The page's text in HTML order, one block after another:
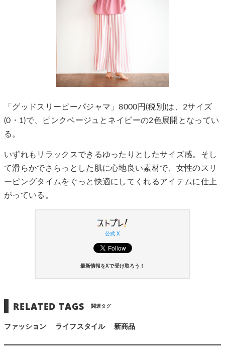
「グッドスリーピーパジャマ」8000円(税別)は、2サイズ
(0・1)で、ピンクベージュとネイビーの2色展開となってい
る。
いずれもリラックスできるゆったりとしたサイズ感。そし
て滑らかでさらっとした肌に心地良い素材で、女性のスリ
ーピングタイムをぐっと快適にしてくれるアイテムに仕上
がっている。
公式 X
最新情報をXで受け取ろう！
RELATED TAGS 関連タグ
ファッション ライフスタイル 新商品